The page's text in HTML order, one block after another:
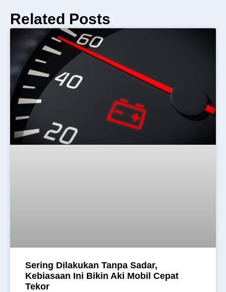
Related Posts
Sering Dilakukan Tanpa Sadar,
Kebiasaan Ini Bikin Aki Mobil Cepat
Tekor